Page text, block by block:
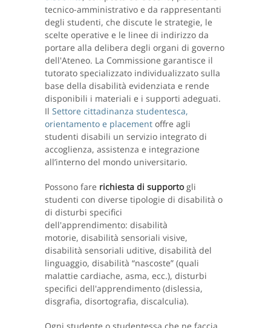
tecnico-amministrativo e da rappresentanti
degli studenti, che discute le strategie, le
scelte operative e le linee di indirizzo da
portare alla delibera degli organi di governo
dell'Ateneo. La Commissione garantisce il
tutorato specializzato individualizzato sulla
base della disabilità evidenziata e rende
disponibili i materiali e i supporti adeguati.
Il Settore cittadinanza studentesca,
orientamento e placement offre agli
studenti disabili un servizio integrato di
accoglienza, assistenza e integrazione
all’interno del mondo universitario.
Possono fare richiesta di supportogli
studenti con diverse tipologie di disabilità o
di disturbi specifici
dell'apprendimento: disabilità
motorie, disabilità sensoriali visive,
disabilità sensoriali uditive, disabilità del
linguaggio, disabilità “nascoste” (quali
malattie cardiache, asma, ecc.), disturbi
specifici dell'apprendimento (dislessia,
disgrafia, disortografia, discalculia).